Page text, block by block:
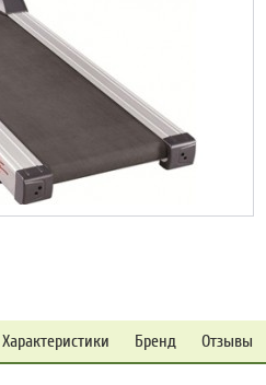
Характеристики Бренд Отзывы